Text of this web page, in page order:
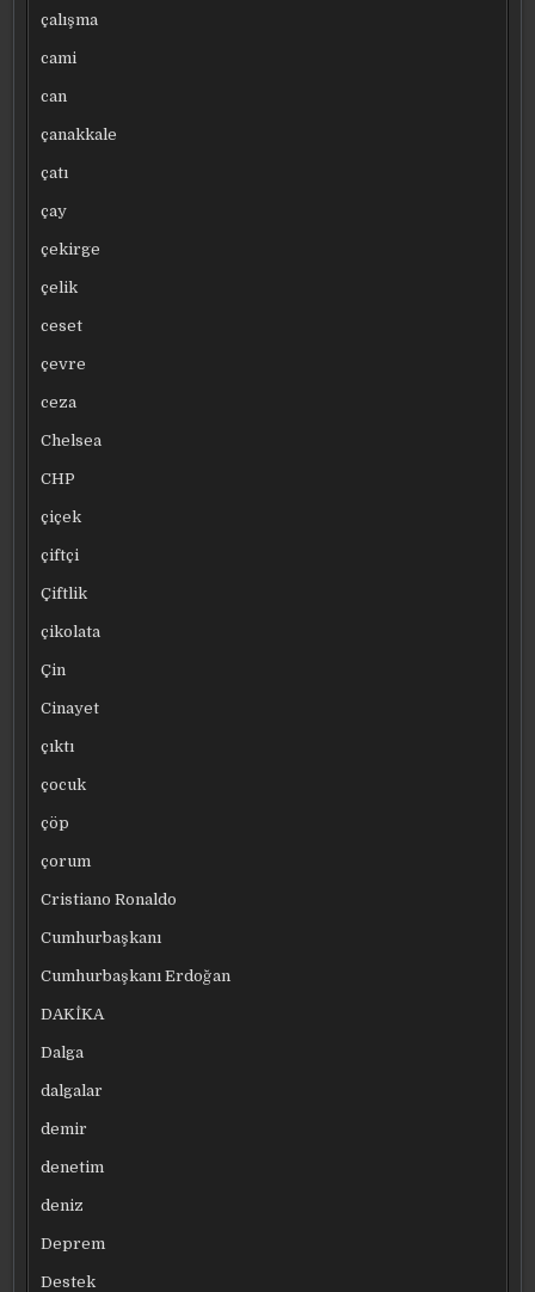
çalışma
cami
can
çanakkale
çatı
çay
çekirge
çelik
ceset
çevre
ceza
Chelsea
CHP
çiçek
çiftçi
Çiftlik
çikolata
Çin
Cinayet
çıktı
çocuk
çöp
çorum
Cristiano Ronaldo
Cumhurbaşkanı
Cumhurbaşkanı Erdoğan
DAKİKA
Dalga
dalgalar
demir
denetim
deniz
Deprem
Destek